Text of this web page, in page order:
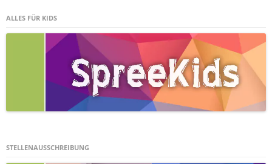
ALLES FÜR KIDS
STELLENAUSSCHREIBUNG